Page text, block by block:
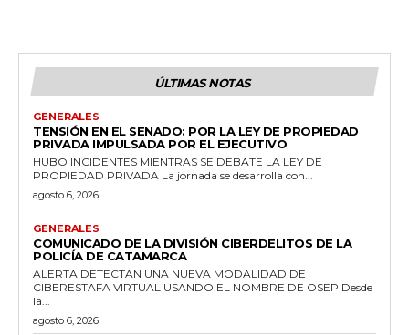
ÚLTIMAS NOTAS
GENERALES
TENSIÓN EN EL SENADO: POR LA LEY DE PROPIEDAD
PRIVADA IMPULSADA POR EL EJECUTIVO
HUBO INCIDENTES MIENTRAS SE DEBATE LA LEY DE
PROPIEDAD PRIVADA La jornada se desarrolla con...
agosto 6, 2026
GENERALES
COMUNICADO DE LA DIVISIÓN CIBERDELITOS DE LA
POLICÍA DE CATAMARCA
ALERTA DETECTAN UNA NUEVA MODALIDAD DE
CIBERESTAFA VIRTUAL USANDO EL NOMBRE DE OSEP Desde
la...
agosto 6, 2026